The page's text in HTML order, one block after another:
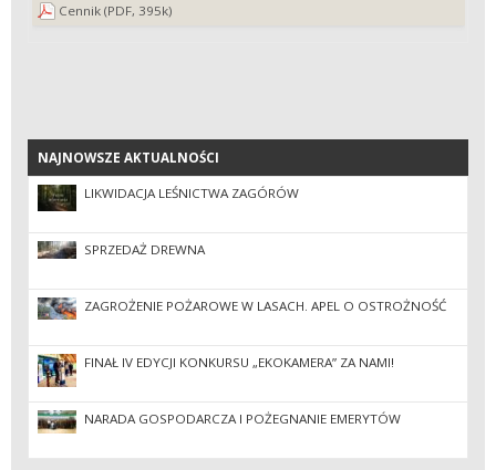
Cennik (PDF, 395k)
NAJNOWSZE AKTUALNOŚCI
NAJNOWSZE AKTUALNOŚCI
LIKWIDACJA LEŚNICTWA ZAGÓRÓW
SPRZEDAŻ DREWNA
ZAGROŻENIE POŻAROWE W LASACH. APEL O OSTROŻNOŚĆ
FINAŁ IV EDYCJI KONKURSU „EKOKAMERA” ZA NAMI!
NARADA GOSPODARCZA I POŻEGNANIE EMERYTÓW